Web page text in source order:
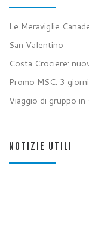
Le Meraviglie
San Valentino
Costa Crociere:
Promo MSC: 3
Viaggio di gruppo in
NOTIZIE UTILI